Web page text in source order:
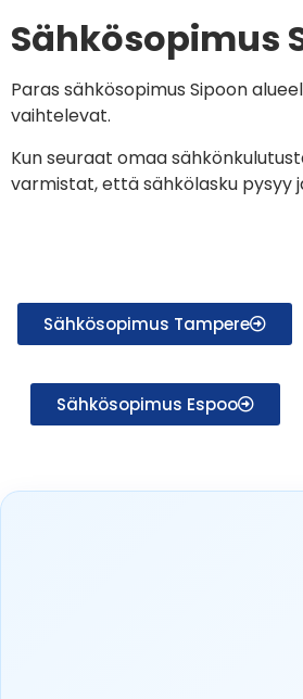
Sähkösopimus
Paras sähkösopimus Sipoon
vaihtelevat.
Kun seuraat omaa
varmistat, että sähkölasku pysyy
Sähkösopimus Tampere
Sähkösopimus Espoo